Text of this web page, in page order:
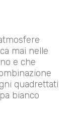
mai nelle
e che
quadrettati
bianco